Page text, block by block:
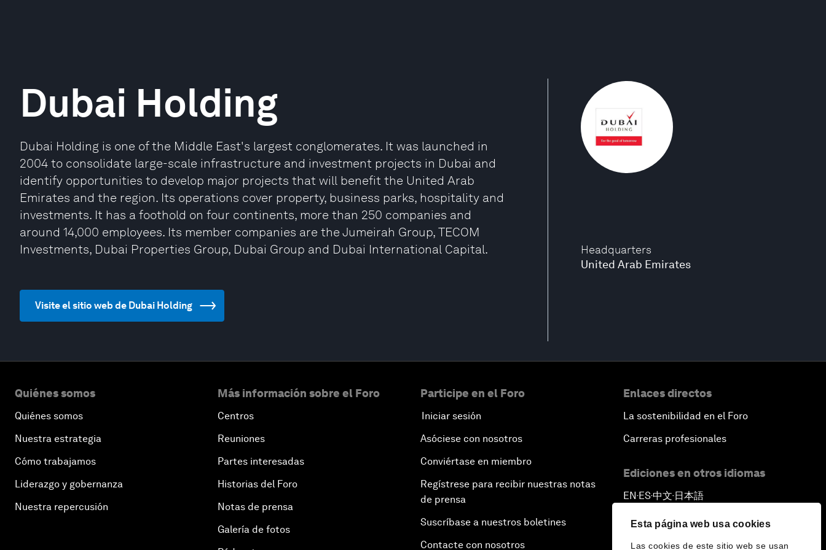
Esta página web usa cookies
Las cookies de este sitio web se usan
Headquarters
United Arab Emirates
Dubai Holding
Dubai Holding is one of the Middle East's largest conglomerates. It was launched in
2004 to consolidate large-scale infrastructure and investment projects in Dubai and
identify opportunities to develop major projects that will benefit the United Arab
Emirates and the region. Its operations cover property, business parks, hospitality and
investments. It has a foothold on four continents, more than 250 companies and
around 14,000 employees. Its member companies are the Jumeirah Group, TECOM
Investments, Dubai Properties Group, Dubai Group and Dubai International Capital.
Visite el sitio web de Dubai Holding
Quiénes somos
Quiénes somos
Nuestra estrategia
Cómo trabajamos
Liderazgo y gobernanza
Nuestra repercusión
Más información sobre el Foro
Centros
Reuniones
Partes interesadas
Historias del Foro
Notas de prensa
Galería de fotos
Participe en el Foro
Iniciar sesión
Asóciese con nosotros
Conviértase en miembro
Regístrese para recibir nuestras notas
de prensa
Suscríbase a nuestros boletines
Contacte con nosotros
Enlaces directos
La sostenibilidad en el Foro
Carreras profesionales
Ediciones en otros idiomas
EN ▪ES▪中文▪ 日本語